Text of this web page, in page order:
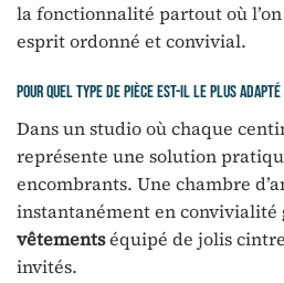
la fonctionnalité partout où
esprit ordonné et convivial.
Pour quel type de pièce est-il le plus adapté
Dans un studio où chaque
représente une solution
encombrants. Une chambre
instantanément en convivialité
vêtementséquipé de jolis
invités.